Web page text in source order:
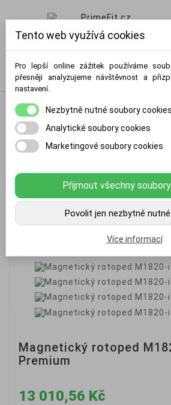
Magnetický rotoped
Premium
13 010,56 Kč
Tento web využívá cookies
Pro lepší online zážitek používáme
přesněji analyzujeme návštěvnost a
nastavení.
Nezbytně nutné soubory cookies
Analytické soubory cookies
Marketingové soubory cookies
Přijmout všechny
Povolit jen nezbytně
Více informací